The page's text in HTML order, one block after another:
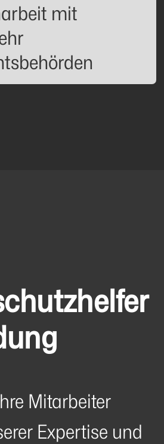
mit
Mitarbeiter
Expertise und